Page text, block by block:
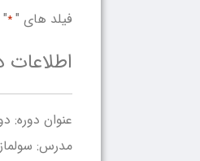
فیلد های "*
اطلاعات
عنوان دوره:
مدرس: